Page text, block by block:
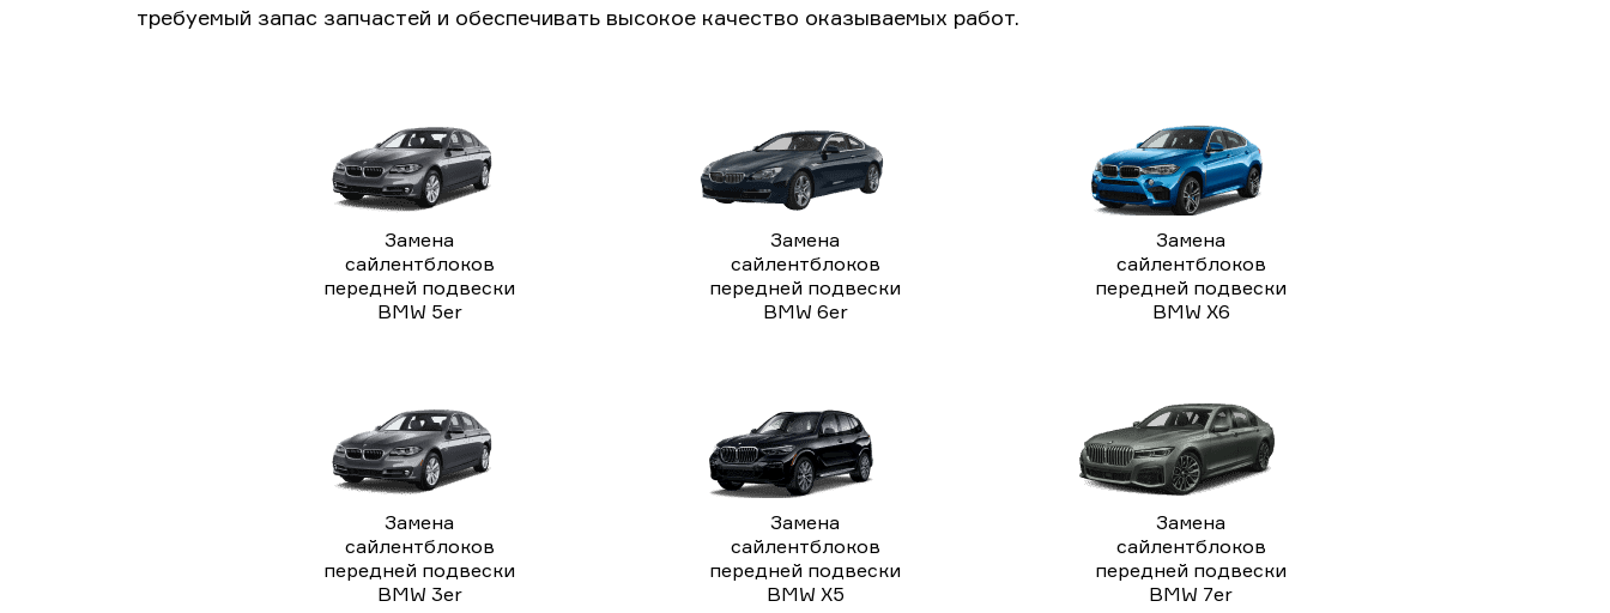
требуемый запас запчастей и обеспечивать высокое качество оказываемых работ.
Замена
сайлентблоков
передней подвески
BMW 5er
Замена
сайлентблоков
передней подвески
BMW 6er
Замена
сайлентблоков
передней подвески
BMW X6
Замена
сайлентблоков
передней подвески
BMW 3er
Замена
сайлентблоков
передней подвески
BMW X5
Замена
сайлентблоков
передней подвески
BMW 7er